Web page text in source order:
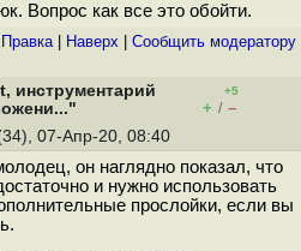
Вопрос как все это обойти.
Правка| Наверх Cообщить модератору
инструментарий
+5
+ / –
07-Апр-20, 08:40
он наглядно показал, что
и нужно использовать
прослойки, если вы